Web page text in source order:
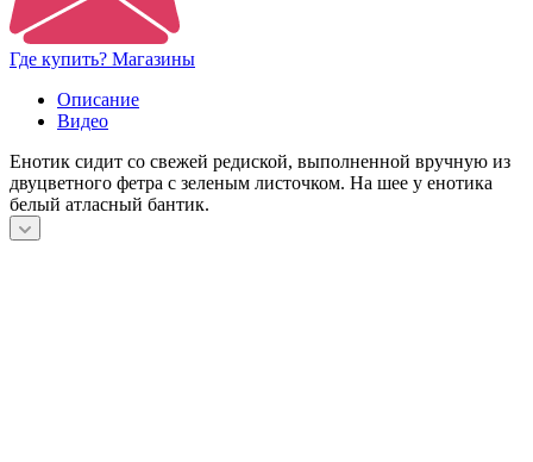
Где купить? Магазины
Описание
Видео
Енотик сидит со свежей редиской, выполненной вручную из
двуцветного фетра с зеленым листочком. На шее у енотика
белый атласный бантик.